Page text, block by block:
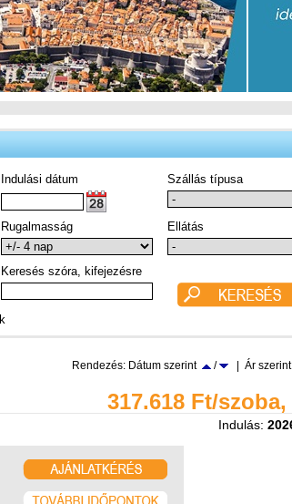
Indulási dátum Szállás típusa
Rugalmasság Ellátás
Keresés szóra, kifejezésre
Rendezés: Dátum szerint / | Ár szerint
317.618 Ft/szoba,
Indulás: